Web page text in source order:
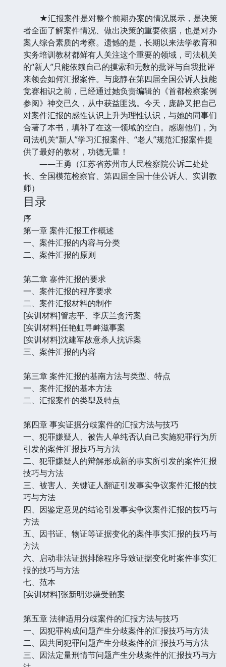
★汇报案件是对整个前期办案的情况展示，是决策
者全面了解案件情况、做出决策的重要依据，也是对办
案人综合素质的考察。遗憾的是，长期以来法学教育和
实务培训教材都鲜有人关注这个重要的领域，司法机关
的“新人”只能依赖自己的摸索和无数的批评与自我批评
来领会如何汇报案件。与庞静在第四届全国公诉人技能
竞赛相识之前，已经通过她负责编辑的《首都检察案例
参阅》神交已久，从中获益匪浅。今天，庞静又把自己
对案件汇报的感性认识上升为理性认识，与她的同事们
合著了本书，填补了在这一领域的空白。感谢他们，为
司法机关“新人”学习汇报案件、“老人”规范汇报案件提
供了最好的教材，功德无量！
——王勇（江苏省苏州市人民检察院公诉二处处
长、全国模范检察官、第四届全国十佳公诉人、实训教
师）
目录
序
第一章 案件汇报工作概述
一、案件汇报的内容与分类
二、案件汇报的原则
第二章 寨件汇报的要求
一、案件汇报的程序要求
二、案件汇报材料的制作
[实训材料]管志平、李庆兰贪污案
[实训材料]任艳虹寻衅滋事案
[实训材料]沈建军故意杀人抗诉案
三、案件汇报的内容
第三章 案件汇报的基南方法与类型、特点
一、案件汇报的基本方法
二、汇报案件的类型及特点
第四章 事实证据分歧案件的汇报方法与技巧
一、犯罪嫌疑人、被告人单纯否认自己实施犯罪行为所
引发的案件汇报技巧与方法
二、犯罪嫌疑人的辩解形成新的事实所引发的案件汇报
技巧与方法
三、被害人、关键证人翻证引发事实争议案件汇报的技
巧与方法
四、因鉴定意见的结论引发事实争议案件汇报的技巧与
方法
五、因书证、物证等证据变化的案件事实汇报的技巧与
方法
六、启动非法证据排除程序导致证据变化时案件事实汇
报的技巧与方法
七、范本
[实训材料]张新明涉嫌受贿案
第五章 法律适用分歧案件的汇报方法与技巧
一、因犯罪构成问题产生分歧案件的汇报技巧与方法
二、因共同犯罪问题产生分歧案件的汇报技巧与方法
三、因法定量刑情节问题产生分歧案件的汇报技巧与方